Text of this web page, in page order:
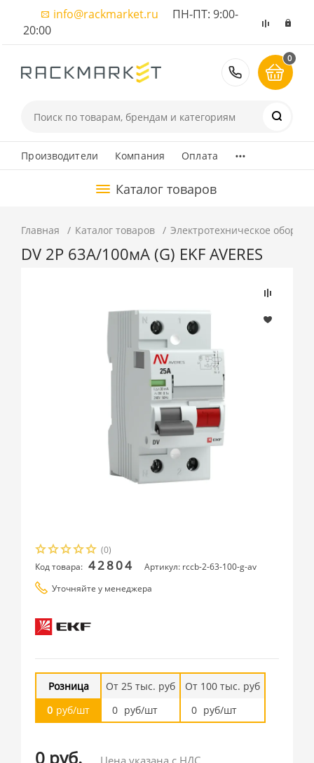
info@rackmarket.ru ПН-ПТ: 9:00-
20:00
8 (495)
0
Производители Компания Оплата ...
Каталог товаров
Главная Каталог товаров Электротехническое
DV 2P 63А/100мА (G) EKF AVERES
(0)
Код товара: 42804
Артикул: rccb-2-63-100-g-av
Уточняйте у менеджера
Розница
0 руб/шт
От 25 тыс. руб
0 руб/шт
От 100 тыс. руб
0 руб/шт
0 руб. Цена указана с НДС